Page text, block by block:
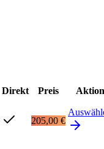
Direkt Preis Aktion
205,00 €